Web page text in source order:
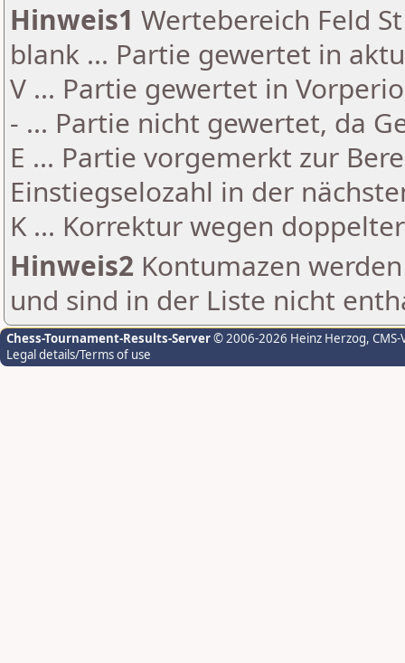
Hinweis1 Wertebereich Feld
blank ... Partie gewertet in
V ... Partie gewertet in
- ... Partie nicht gewertet, da
E ... Partie vorgemerkt zur
Einstiegselozahl in der
K ... Korrektur wegen
Hinweis2 Kontumazen
und sind in der Liste nicht
Chess-Tournament-Results-Server© 2006-2026 Heinz Herzog,
Legal details/Terms of use